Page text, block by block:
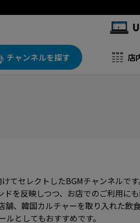
チャンネルを探す 店
てセレクトしたBGMチャンネルで
を反映しつつ、お店でのご利用に
、韓国カルチャーを取り入れた飲
としてもおすすめです。